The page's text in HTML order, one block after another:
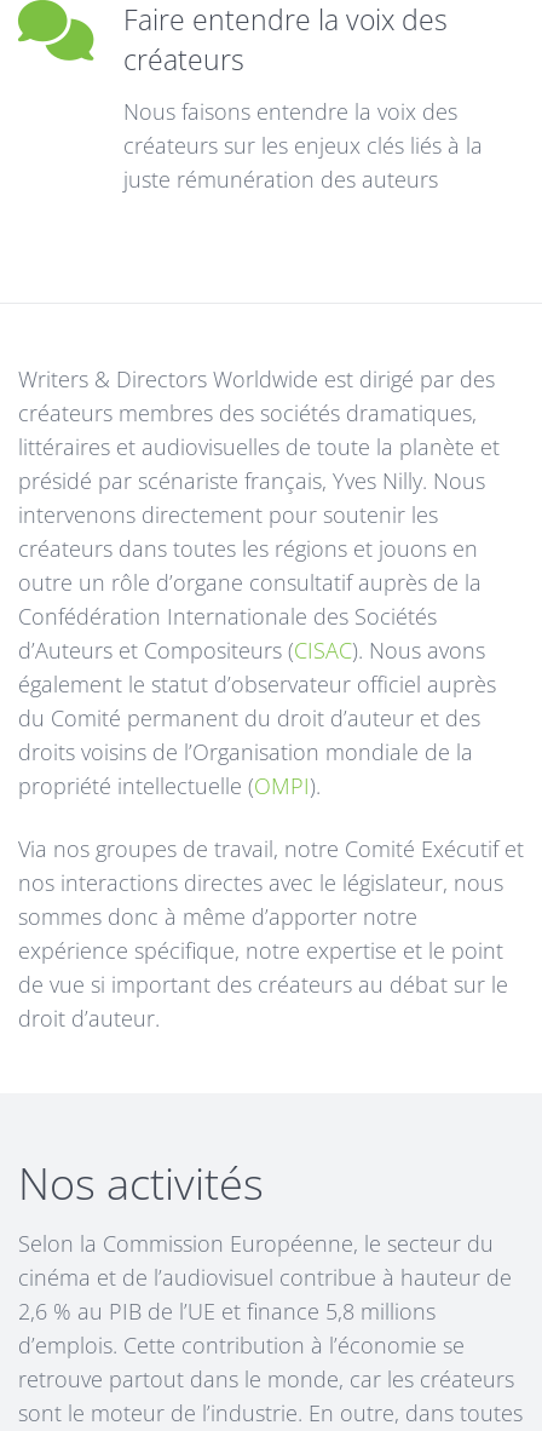
Faire entendre la voix des
créateurs
Nous faisons entendre la voix des
créateurs sur les enjeux clés liés à la
juste rémunération des auteurs
Writers & Directors Worldwide est dirigé par des
créateurs membres des sociétés dramatiques,
littéraires et audiovisuelles de toute la planète et
présidé par scénariste français, Yves Nilly. Nous
intervenons directement pour soutenir les
créateurs dans toutes les régions et jouons en
outre un rôle d’organe consultatif auprès de la
Confédération Internationale des Sociétés
d’Auteurs et Compositeurs (CISAC). Nous avons
également le statut d’observateur officiel auprès
du Comité permanent du droit d’auteur et des
droits voisins de l’Organisation mondiale de la
propriété intellectuelle (OMPI).
Via nos groupes de travail, notre Comité Exécutif et
nos interactions directes avec le législateur, nous
sommes donc à même d’apporter notre
expérience spécifique, notre expertise et le point
de vue si important des créateurs au débat sur le
droit d’auteur.
Nos activités
Selon la Commission Européenne, le secteur du
cinéma et de l’audiovisuel contribue à hauteur de
2,6 % au PIB de l’UE et finance 5,8 millions
d’emplois. Cette contribution à l’économie se
retrouve partout dans le monde, car les créateurs
sont le moteur de l’industrie. En outre, dans toutes